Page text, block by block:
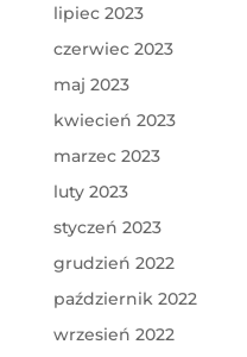
lipiec 2023
czerwiec 2023
maj 2023
kwiecień 2023
marzec 2023
luty 2023
styczeń 2023
grudzień 2022
październik 2022
wrzesień 2022